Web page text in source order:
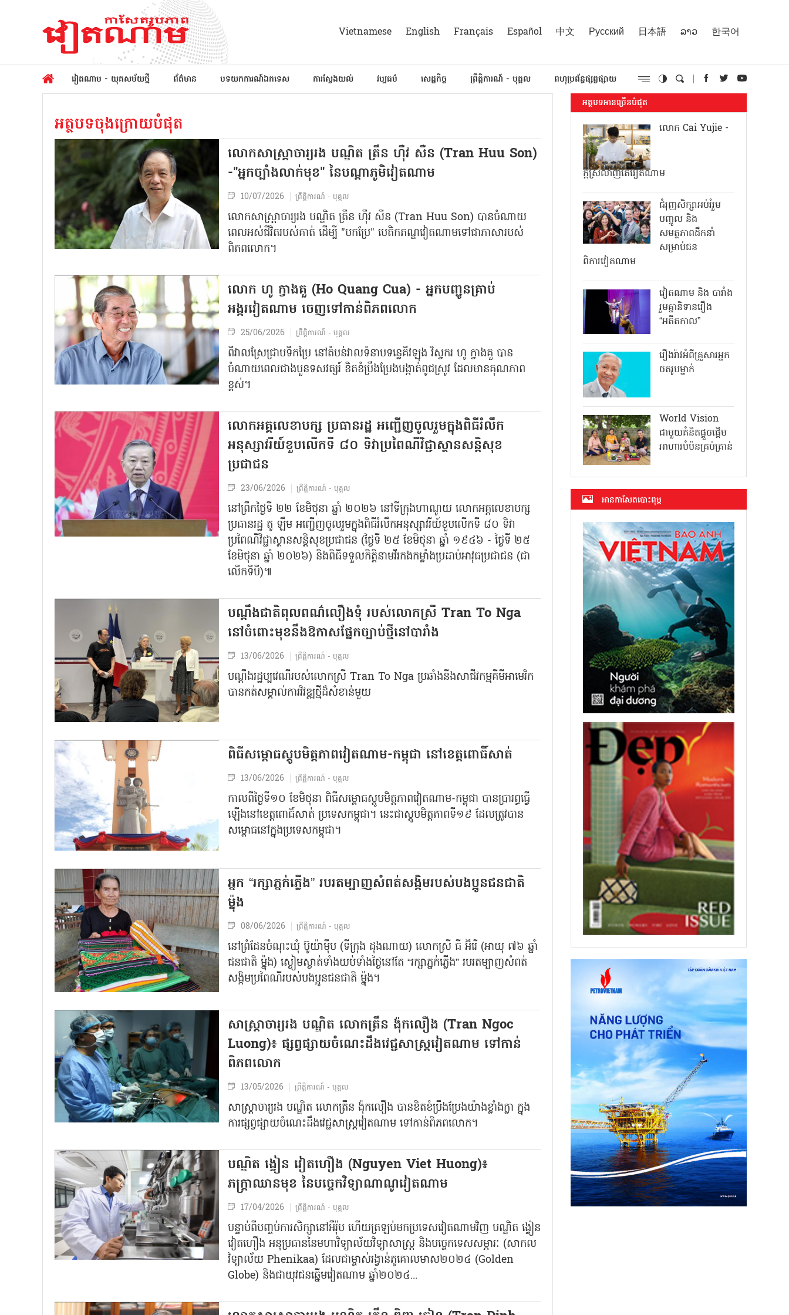
Vietnamese English Français Español 中文 Русский 日本語 ລາວ 한국어
វៀតណាម - យុគសម័យថ្មី ព័ត៌មាន បទយកការណ៍ឯកទេស ការស្វែងយល់ វប្បធម៌ សេដ្ឋកិច្ច ព្រឹត្តិការណ៍ - បុគ្គល ពហុប្រព័ន្ធផ្សព្វផ្សាយ
អត្ថបទចុងក្រោយបំផុត
លោកសាស្ត្រាចារ្យរង បណ្ឌិត ត្រឹន ហ៊ឺវ សឺន (Tran Huu Son)
-"អ្នកច្បាំងលាក់មុខ" នៃបណ្ដាភូមិវៀតណាម
10/07/2026 ព្រឹត្តិការណ៍ - បុគ្គល
លោកសាស្ត្រាចារ្យរង បណ្ឌិត ត្រឹន ហ៊ឺវ សឺន (Tran Huu Son) បានចំណាយ
ពេលអស់ជីវិតរបស់គាត់ ដើម្បី "បកប្រែ" បេតិកភណ្ឌវៀតណាមទៅជាភាសារបស់
ពិភពលោក។
លោក ហូ ក្វាងគួ (Ho Quang Cua) - អ្នកបញ្ជូនគ្រាប់
អង្ករវៀតណាម ចេញទៅកាន់ពិភពលោក
25/06/2026 ព្រឹត្តិការណ៍ - បុគ្គល
ពីវាលស្រែជ្រាបទឹកប្រៃ នៅតំបន់វាល​ទំនាប​ទន្លេ​គឺវ​ឡុង​ វិស្វករ ហូ ក្វាងគួ ​បាន​
ចំណាយ​ពេល​ជាង​បួន​ទសវត្សរ៍​ ខិតខំ​ប្រឹង​ប្រែង​បង្កាត់​ពូជ​ស្រូវ ដែល​មាន​គុណភាព​
ខ្ពស់​។
លោកអគ្គលេខាបក្ស ប្រធានរដ្ឋ អញ្ជើញចូលរួមក្នុងពិធីរំលឹក
អនុស្សាវរីយ៍ខួបលើកទី ៨០ ទិវាប្រពៃណីវិជ្ជាស្ថានសន្តិសុខ
ប្រជាជន
23/06/2026 ព្រឹត្តិការណ៍ - បុគ្គល
នៅព្រឹកថ្ងៃទី ២២ ខែមិថុនា ឆ្នាំ ២០២៦ នៅទីក្រុងហាណូយ លោកអគ្គលេខាបក្ស
ប្រធានរដ្ឋ តូ ឡឹម អញ្ជើញចូលរួមក្នុងពិធីរំលឹកអនុស្សាវរីយ៍ខួបលើកទី ៨០ ទិវា
ប្រពៃណីវិជ្ជាស្ថានសន្តិសុខប្រជាជន (ថ្ងៃទី ២៥ ខែមិថុនា ឆ្នាំ ១៩៤៦ - ថ្ងៃទី ២៥
ខែមិថុនា ឆ្នាំ ២០២៦) និងពិធីទទួលកិត្តិនាមវីរកងកម្លាំងប្រដាប់អាវុធប្រជាជន (ជា
លើកទីបី)៕
បណ្តឹងជាតិពុលពណ៌លឿងទុំ របស់លោកស្រី Tran To Nga
នៅចំពោះមុខនឹងឱកាសផ្នែកច្បាប់ថ្មីនៅបារាំង
13/06/2026 ព្រឹត្តិការណ៍ - បុគ្គល
បណ្តឹងរដ្ឋប្បវេណីរបស់លោកស្រី Tran To Nga ប្រឆាំងនឹងសាជីវកម្មគីមីអាមេរិក
បានកត់សម្គាល់ការវិវឌ្ឍថ្មីដ៏សំខាន់មួយ
ពិធីសម្ពោធស្តូបមិត្តភាពវៀតណាម-កម្ពុជា នៅខេត្តពោធិ៍សាត់
13/06/2026 ព្រឹត្តិការណ៍ - បុគ្គល
កាលពីថ្ងៃទី១០ ខែមិថុនា ពិធីសម្ពោធស្ដូបមិត្តភាពវៀតណាម-កម្ពុជា បានប្រារព្ធធ្វើ
ឡើងនៅខេត្តពោធិ៍សាត់ ប្រទេសកម្ពុជា។ នេះជាស្ដូបមិត្តភាពទី១៩ ដែលត្រូវបាន
សម្ពោធនៅក្នុងប្រទេសកម្ពុជា។
អ្នក “រក្សាភ្នក់ភ្លើង” របរតម្បាញសំពត់សង្កិម​របស់បងប្អូន​ជនជាតិ ​
ម៉្នុង
08/06/2026 ព្រឹត្តិការណ៍ - បុគ្គល
នៅព្រំដែនចំណុះឃុំ ប៊ូយ៉ាម៉ឹប (ទីក្រុង ដុងណាយ) លោកស្រី ធី អ៊ីរើ (អាយុ ៧៦ ឆ្នាំ
ជនជាតិ ម៉្នុង) ស្ងៀមស្ងាត់ទាំងយប់ទាំងថ្ងៃនៅតែ “រក្សាភ្នក់ភ្លើង” របរតម្បាញសំពត់
សង្កិមប្រពៃណីរបស់បងប្អូនជនជាតិ ម៉្នុង។
សាស្ត្រាចារ្យរង បណ្ឌិត លោកត្រឹន ង៉ុកលឿង (Tran Ngoc
Luong)៖ ផ្សព្វផ្សាយចំណេះដឹងវេជ្ជសាស្ត្រវៀតណាម ទៅកាន់
ពិភពលោក
13/05/2026 ព្រឹត្តិការណ៍ - បុគ្គល
សាស្ត្រាចារ្យរង បណ្ឌិត លោកត្រឹន​ ង៉ុក​លឿង​ បានខិតខំប្រឹង​ប្រែងយ៉ាងខ្លាំងក្លា ក្នុង
ការផ្សព្វផ្សាយចំណេះដឹងវេជ្ជសាស្ត្រវៀតណាម ទៅកាន់ពិភពលោក​។
បណ្ឌិត ង្វៀន វៀតហឿង (Nguyen Viet Huong)៖
ភក្រ្តាឈានមុខ នៃបច្ចេកវិទ្យាណាណូវៀតណាម
17/04/2026 ព្រឹត្តិការណ៍ - បុគ្គល
បន្ទាប់ពីបញ្ចប់ការសិក្សានៅអឺរ៉ុប ហើយត្រឡប់មកប្រទេសវៀតណាមវិញ បណ្ឌិត ង្វៀន​
វៀត​ហឿង អនុប្រធាន​នៃ​​មហាវិទ្យាល័យវិទ្យាសាស្ត្រ និងបច្ចេកទេស​​សម្ភារៈ (សាកល​
វិទ្យាល័យ​ Phenikaa) ដែលជា​ម្ចាស់រង្វាន់ភូគោល​មាស​២០២៤ (Golden
Globe) និង​ជា​យុវជន​ឆ្នើមវៀតណាម ឆ្នាំ២០២៤...
អត្ថបទអានច្រើនបំផុត
លោក Cai Yujie -
ក្តីស្រលាញ់តែវៀតណាម
ជំរុញសិក្សាអប់រំរួម
បញ្ចូល និង
សមត្ថភាពដឹកនាំ
សម្រាប់ជន
ពិការវៀតណាម
វៀតណាម និង បារាំង
រួមគ្នានិទានរឿង
“អតីតកាល”
រឿងរ៉ាវអំពីគ្រួសារអ្នក
ថតរូបម្នាក់
World Vision
ជាមួយគំនិតផ្តួចផ្តើម
អាហារបំប៉នគ្រប់គ្រាន់
អាន​កាសែត​បោះពុម្ភ